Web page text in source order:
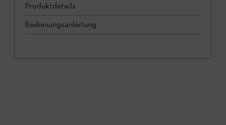
Produktdetails
Bedienungsanleitung